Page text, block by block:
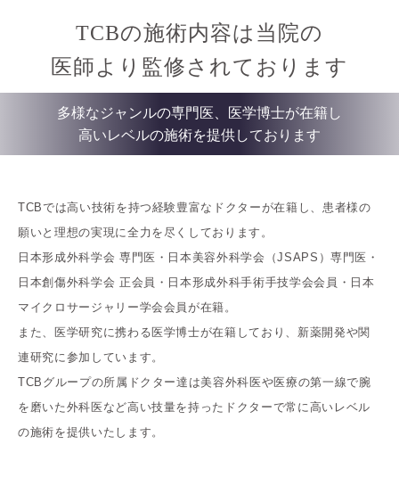
TCBの施術内容は当院の
医師より監修されております
多様なジャンルの専門医、医学博士が在籍し
高いレベルの施術を提供しております
TCBでは高い技術を持つ経験豊富なドクターが在籍し、患者様の
願いと理想の実現に全力を尽くしております。
日本形成外科学会 専門医・日本美容外科学会（JSAPS）専門医・
日本創傷外科学会 正会員・日本形成外科手術手技学会会員・日本
マイクロサージャリー学会会員が在籍。
また、医学研究に携わる医学博士が在籍しており、新薬開発や関
連研究に参加しています。
TCBグループの所属ドクター達は美容外科医や医療の第一線で腕
を磨いた外科医など高い技量を持ったドクターで常に高いレベル
の施術を提供いたします。